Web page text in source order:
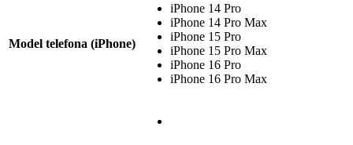
Model telefona (iPhone)
iPhone 14 Pro
iPhone 14 Pro Max
iPhone 15 Pro
iPhone 15 Pro Max
iPhone 16 Pro
iPhone 16 Pro Max